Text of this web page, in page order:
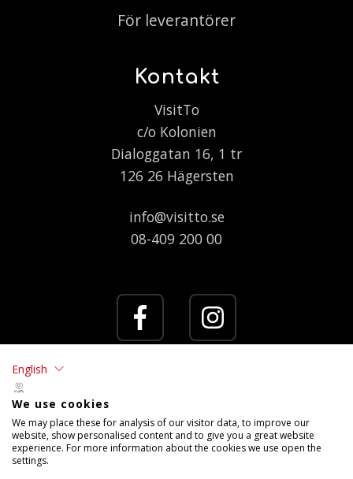
För leverantörer
Kontakt
VisitTo
c/o Kolonien
Dialoggatan 16, 1 tr
126 26 Hägersten
info@visitto.se
08-409 200 00
English
We use cookies
We may place these for analysis of our visitor data, to improve our
website, show personalised content and to give you a great website
experience. For more information about the cookies we use open the
settings.